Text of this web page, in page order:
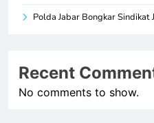
Polda Jabar Bongkar
Recent
No comments to show.